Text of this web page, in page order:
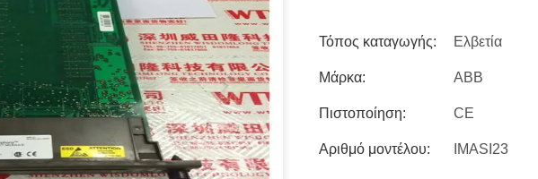
Τόπος καταγωγής: Ελβετία
Μάρκα: ABB
Πιστοποίηση: CE
Αριθμό μοντέλου: IMASI23